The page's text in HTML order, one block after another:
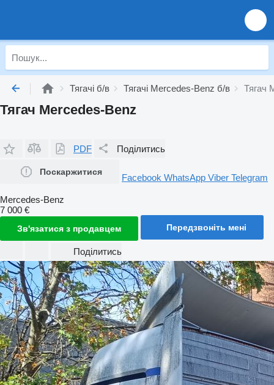
Тягачі б/в Тягачі Mercedes-Benz б/в Тягач
Тягач Mercedes-Benz
PDF Поділитись
Поскаржитися
Facebook WhatsApp Viber Telegram
Mercedes-Benz
7 000 €
Зв'язатися з продавцем Передзвоніть мені
Поділитись